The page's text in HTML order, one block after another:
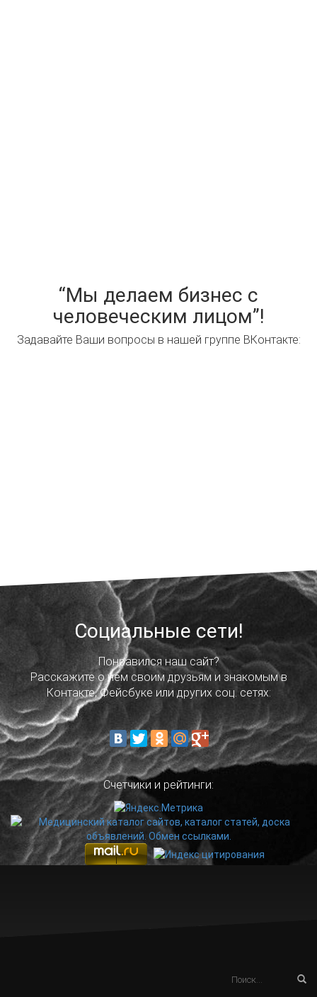
“Мы делаем бизнес с
человеческим лицом”!
Задавайте Ваши вопросы в нашей группе ВКонтакте:
Социальные сети!
Понравился наш сайт?
Расскажите о нем своим друзьям и знакомым в
Контакте, Фейсбуке или других соц. сетях:
Счетчики и рейтинги: